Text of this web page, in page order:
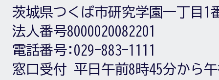
茨城県つくば市研究学園一丁目1
法人番号8000020082201
電話番号: 029-883-1111
窓口受付 平日午前8時45分から